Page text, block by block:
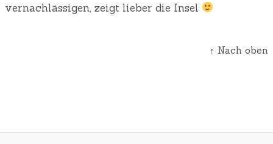
vernachlässigen, zeigt lieber die Insel
↑ Nach oben